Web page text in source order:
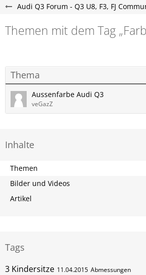
Audi Q3 Forum - Q3 U8, F3, FJ
Themen mit dem Tag
Thema
Aussenfarbe Audi Q3
veGazZ
Inhalte
Themen
Bilder und Videos
Artikel
Tags
3 Kindersitze 11.04.2015 Abmessungen